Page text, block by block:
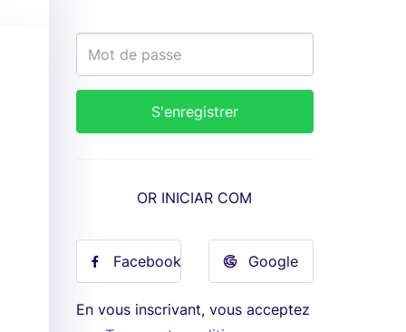
OR INICIAR COM
Facebook Google
En vous inscrivant, vous acceptez